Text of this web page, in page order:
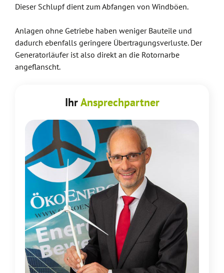
Dieser Schlupf dient zum Abfangen von Windböen.
Anlagen ohne Getriebe haben weniger Bauteile und
dadurch ebenfalls geringere Übertragungsverluste. Der
Generatorläufer ist also direkt an die Rotornarbe
angeflanscht.
IhrAnsprechpartner